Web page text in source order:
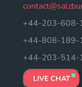
+44-203-608-
+44-808-189-
+44-203-514-
LIVE CHAT